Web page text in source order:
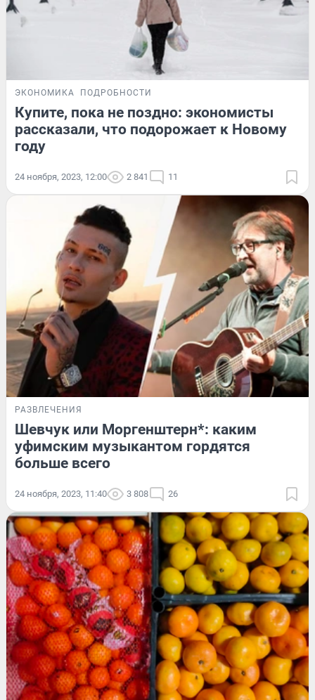
ЭКОНОМИКА ПОДРОБНОСТИ
Купите, пока не поздно: экономисты
рассказали, что подорожает к Новому
году
24 ноября, 2023, 12:00 2 841 11
РАЗВЛЕЧЕНИЯ
Шевчук или Моргенштерн*: каким
уфимским музыкантом гордятся
больше всего
24 ноября, 2023, 11:40 3 808 26